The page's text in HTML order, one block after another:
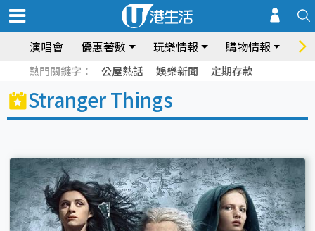
演唱會 優惠著數 玩樂情報 購物情報 飲
熱門關鍵字： 公屋熱話 娛樂新聞 定期存款
Stranger Things